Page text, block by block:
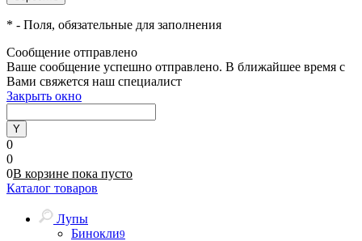
* - Поля, обязательные для заполнения
Сообщение отправлено
Ваше сообщение успешно отправлено. В ближайшее время с
Вами свяжется наш специалист
Закрыть окно
0
0
0В корзине пока пусто
Каталог товаров
Лупы
Бинокли9